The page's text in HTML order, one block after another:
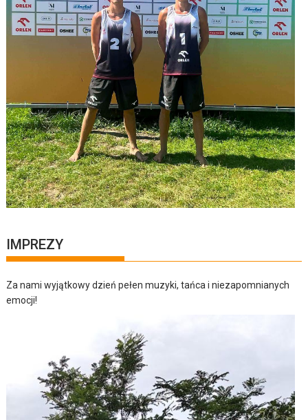
IMPREZY
Za nami wyjątkowy dzień pełen muzyki, tańca i niezapomnianych
emocji!